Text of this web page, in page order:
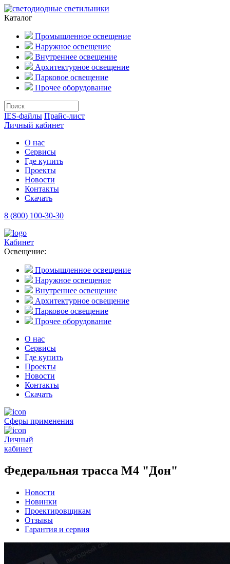
Каталог
Промышленное освещение
Наружное освещение
Внутреннее освещение
Архитектурное освещение
Парковое освещение
Прочее оборудование
IES-файлы Прайс-лист
Личный кабинет
О нас
Сервисы
Где купить
Проекты
Новости
Контакты
Скачать
8 (800) 100-30-30
Кабинет
Освещение:
Промышленное освещение
Наружное освещение
Внутреннее освещение
Архитектурное освещение
Парковое освещение
Прочее оборудование
О нас
Сервисы
Где купить
Проекты
Новости
Контакты
Скачать
Сферы применения
Личный
кабинет
Федеральная трасса М4 "Дон"
Новости
Новинки
Проектировщикам
Отзывы
Гарантия и сервия